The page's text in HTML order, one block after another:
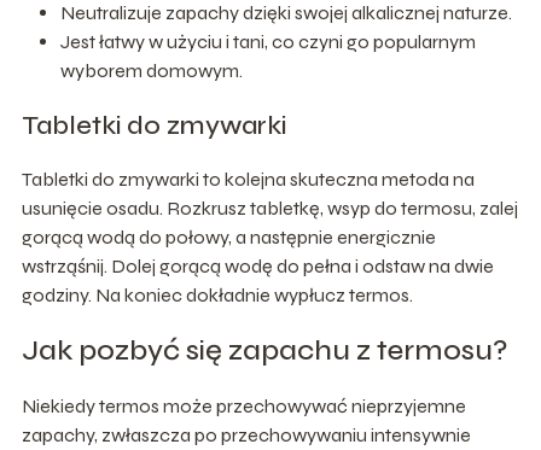
Neutralizuje zapachy dzięki swojej alkalicznej naturze.
Jest łatwy w użyciu i tani, co czyni go popularnym
wyborem domowym.
Tabletki do zmywarki
Tabletki do zmywarki to kolejna skuteczna metoda na
usunięcie osadu. Rozkrusz tabletkę, wsyp do termosu, zalej
gorącą wodą do połowy, a następnie energicznie
wstrząśnij. Dolej gorącą wodę do pełna i odstaw na dwie
godziny. Na koniec dokładnie wypłucz termos.
Jak pozbyć się zapachu z termosu?
Niekiedy termos może przechowywać nieprzyjemne
zapachy, zwłaszcza po przechowywaniu intensywnie